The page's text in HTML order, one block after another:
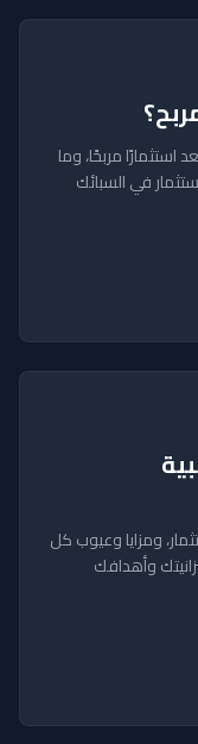
استثمارًا مربحًا، وما
في السبائك
ومزايا وعيوب كل
وأهدافك